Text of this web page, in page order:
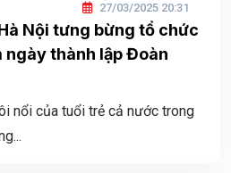
27/03/2025 20:31
Nội tưng bừng tổ chức
ngày thành lập Đoàn
nổi của tuổi trẻ cả nước trong